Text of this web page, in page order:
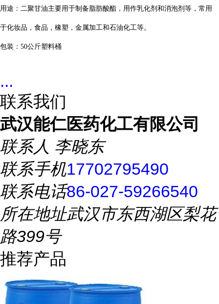
用途：二聚甘油主要用于制备脂肪酸酯，用作乳化剂和消泡剂等，常用
于化妆品，食品，橡塑，金属加工和石油化工等。
包装： 50公斤塑料桶
...
联系我们
武汉能仁医药化工有限公司
联系人 李晓东
联系手机17702795490
联系电话86-027-59266540
所在地址武汉市东西湖区梨花
路399号
推荐产品